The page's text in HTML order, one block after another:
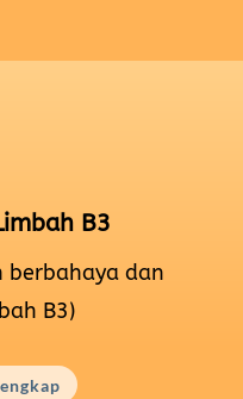
B3
berbahaya dan
B3)